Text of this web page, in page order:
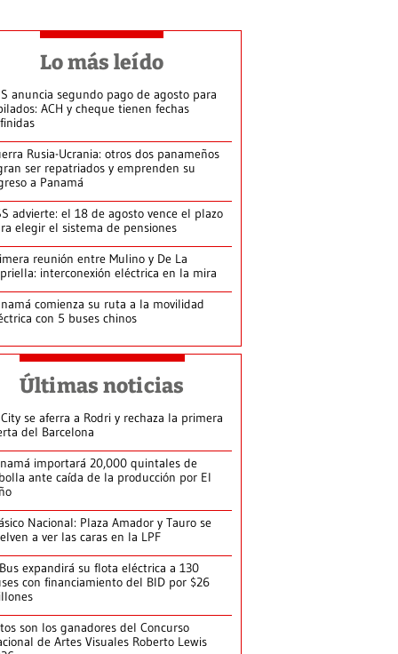
Lo más leído
anuncia segundo pago de agosto para
ACH y cheque tienen fechas
Rusia-Ucrania: otros dos panameños
ser repatriados y emprenden su
a Panamá
advierte: el 18 de agosto vence el plazo
elegir el sistema de pensiones
reunión entre Mulino y De La
interconexión eléctrica en la mira
comienza su ruta a la movilidad
con 5 buses chinos
Últimas noticias
se aferra a Rodri y rechaza la primera
del Barcelona
importará 20,000 quintales de
ante caída de la producción por El
Nacional: Plaza Amador y Tauro se
a ver las caras en la LPF
expandirá su flota eléctrica a 130
con financiamiento del BID por $26
son los ganadores del Concurso
de Artes Visuales Roberto Lewis